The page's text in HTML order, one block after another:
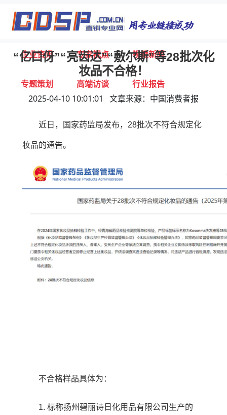
首页 独家报道 行业动态
企业资讯 专家视点 视频新闻
专题策划 高端访谈 行业报告
“亿口伢”“亮齿达”“敷尔斯”等28批次化
妆品不合格！
2025-04-10 10:01:01 文章来源：中国消费者报
近日，国家药监局发布，28批次不符合规定化
妆品的通告。
不合格样品具体为：
1. 标称扬州碧丽诗日化用品有限公司生产的